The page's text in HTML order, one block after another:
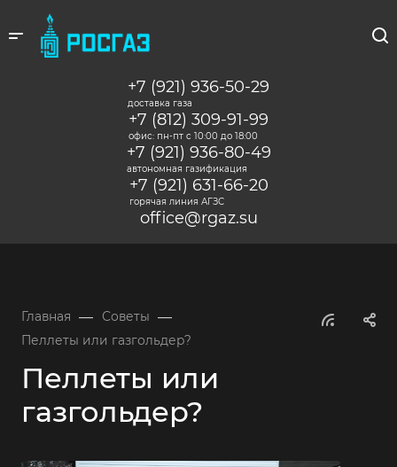
+7 (921) 936-50-29
доставка газа
+7 (812) 309-91-99
офис: пн-пт c 10:00 до 18:00
+7 (921) 936-80-49
автономная газификация
+7 (921) 631-66-20
горячая линия АГЗС
office@rgaz.su
Главная — Советы —
Пеллеты или газгольдер?
Пеллеты или
газгольдер?